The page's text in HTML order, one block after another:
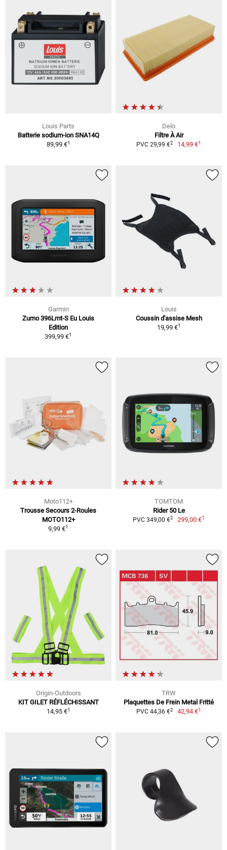
Louis Parts
Batterie sodium-ion SNA14Q
89,99 €1
Delo
Filtre À Air
PVC 29,99 €2 14,99 €1
Garmin
Zumo 396Lmt-S Eu Louis
Edition
399,99 €1
Louis
Coussin d'assise Mesh
19,99 €1
Moto112+
Trousse Secours 2-Roules
MOTO112+
9,99 €1
TOMTOM
Rider 50 Le
PVC 349,00 €2 299,00 €1
Origin-Outdoors
KIT GILET RÉFLÉCHISSANT
14,95 €1
TRW
Plaquettes De Frein Metal Fritté
PVC 44,36 €2 42,94 €1